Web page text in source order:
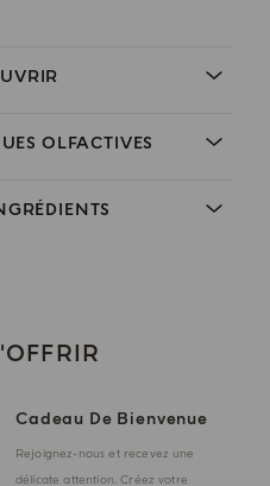
OLFACTIVES
Cadeau De Bienvenue
Rejoignez-nous et recevez une
délicate attention. Créez votre